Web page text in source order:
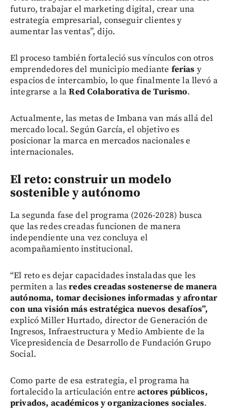
futuro, trabajar el marketing digital, crear una
estrategia empresarial, conseguir clientes y
aumentar las ventas”, dijo.
El proceso también fortaleció sus vínculos con otros
emprendedores del municipio mediante ferias y
espacios de intercambio, lo que finalmente la llevó a
integrarse a laRed Colaborativa de Turismo.
Actualmente, las metas de Imbana van más allá del
mercado local. Según García, el objetivo es
posicionar la marca en mercados nacionales e
internacionales.
El reto: construir un modelo
sostenible y autónomo
La segunda fase del programa (2026-2028) busca
que las redes creadas funcionen de manera
independiente una vez concluya el
acompañamiento institucional.
“El reto es dejar capacidades instaladas que les
permiten a lasredes creadas sostenerse de manera
autónoma, tomar decisiones informadas y afrontar
con una visión más estratégica nuevos desafíos”,
explicó Miller Hurtado, director de Generación de
Ingresos, Infraestructura y Medio Ambiente de la
Vicepresidencia de Desarrollo de Fundación Grupo
Social.
Como parte de esa estrategia, el programa ha
fortalecido la articulación entreactores públicos,
privados, académicos y organizaciones sociales.